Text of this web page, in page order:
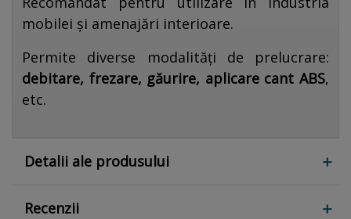
mobilei și amenajări interioare.
Permite diverse modalități de prelucrare:
debitare, frezare, găurire, aplicare cant ABS,
etc.
Detalii ale produsului
Recenzii